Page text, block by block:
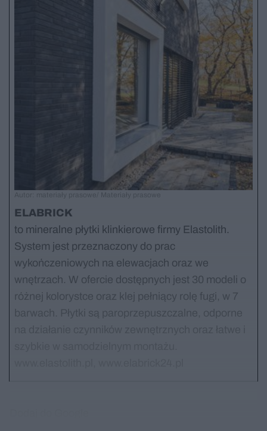
Autor: materiały prasowe/ Materiały prasowe
ELABRICK
to mineralne płytki klinkierowe firmy Elastolith.
System jest przeznaczony do prac
wykończeniowych na elewacjach oraz we
wnętrzach. W ofercie dostępnych jest 30 modeli o
różnej kolorystce oraz klej pełniący rolę fugi, w 7
barwach. Płytki są paroprzepuszczalne, odporne